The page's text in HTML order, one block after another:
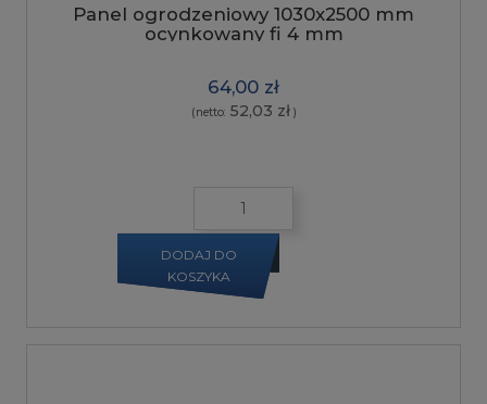
Panel ogrodzeniowy 1030x2500 mm
ocynkowany fi 4 mm
64,00 zł
(netto: 52,03 zł)
DODAJ DO
KOSZYKA